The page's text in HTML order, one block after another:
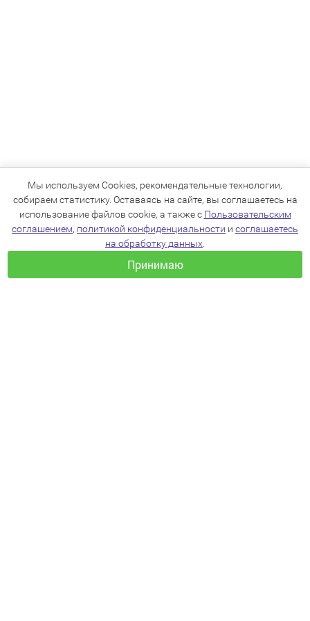
Мы используем Cookies, рекомендательные технологии,
собираем статистику. Оставаясь на сайте, вы соглашаетесь на
использование файлов cookie, а также с Пользовательским
соглашением, политикой конфиденциальности и соглашаетесь
на обработку данных
Принимаю